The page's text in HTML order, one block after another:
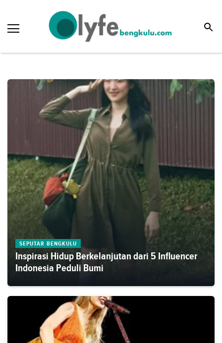
SEPUTAR BENGKULU
Inspirasi Hidup Berkelanjutan dari 5 Influencer
Indonesia Peduli Bumi